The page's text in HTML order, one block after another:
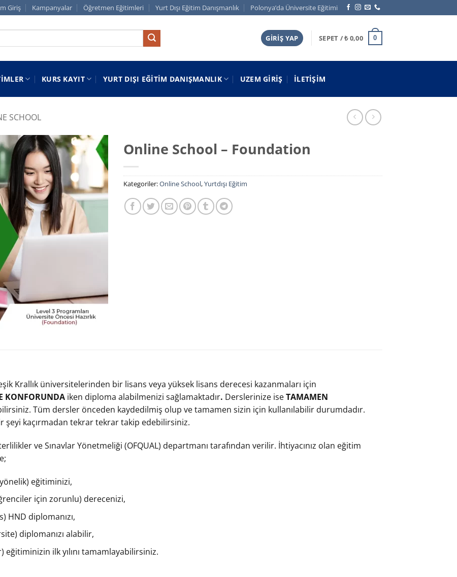
Giriş Kampanyalar Öğretmen Eğitimleri Yurt Dışı Eğitim Danışmanlık Polonya’da Üniversite Eğitimi
GIRIŞ YAP SEPET /₺0,00 0
KURS KAYIT YURT DIŞI EĞITIM DANIŞMANLIK UZEM GIRIŞ İLETIŞIM
SCHOOL
Online School – Foundation
Kategoriler:Online School,Yurtdışı Eğitim
Krallık üniversitelerinden bir lisans veya yüksek lisans derecesi kazanmaları için
KONFORUNDA iken diploma alabilmenizi sağlamaktadır. Derslerinize iseTAMAMEN
Tüm dersler önceden kaydedilmiş olup ve tamamen sizin için kullanılabilir durumdadır.
şeyi kaçırmadan tekrar tekrar takip edebilirsiniz.
ve Sınavlar Yönetmeliği (OFQUAL) departmanı tarafından verilir. İhtiyacınız olan eğitim
yönelik) eğitiminizi,
için zorunlu) derecenizi,
HND diplomanızı,
diplomanızı alabilir,
eğitiminizin ilk yılını tamamlayabilirsiniz.